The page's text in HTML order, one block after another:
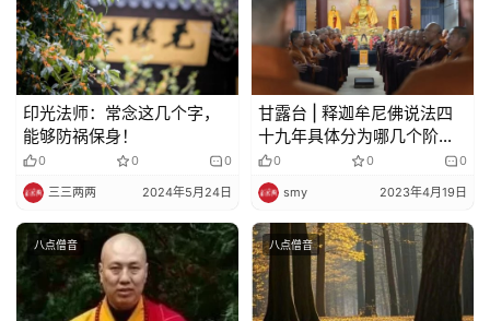
视
频
纪
录
教
艺
术
印光法师：常念这几个字，
能够防祸保身！
0 0 0
三三两两 2024年5月24日
甘露台 | 释迦牟尼佛说法四
十九年具体分为哪几个阶
段？
0 0 0
smy 2023年4月19日
八点僧音 八点僧音